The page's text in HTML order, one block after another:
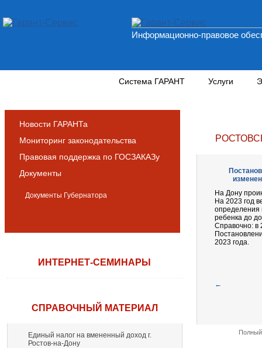
Информационно-правовое
Система ГАРАНТ Услуги
Новости ГАРАНТа
Мониторинг законодательства
Правовая поддержка по ГОСЗАКАЗу
Документы
Документы Губернатора
ИНТЕРНЕТ-СЕМИНАРЫ
СПРАВОЧНЫЙ МАТЕРИАЛ
Единый налог на вмененный доход г.
Ростов-на-Дону
На Дону
На 2023 год
определения
ребенка до
Справочно: в
2023 года.
←